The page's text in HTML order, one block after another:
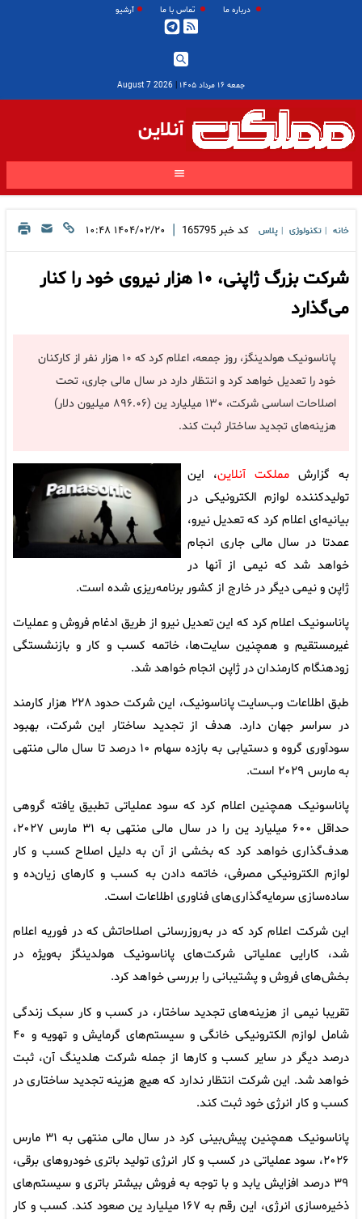
درباره ما تماس با ما آرشیو
جمعه ۱۶ مرداد ۱۴۰۵ |
2026 August 7
آنلاین
خانه تکنولوژی پلاس کد خبر 165795
| ۱۴۰۴/۰۲/۲۰ ۱۰:۴۸
شرکت بزرگ ژاپنی، ۱۰ هزار نیروی خود را کنار
می‌گذارد
پاناسونیک هولدینگز، روز جمعه، اعلام کرد که ۱۰ هزار نفر از کارکنان
خود را تعدیل خواهد کرد و انتظار دارد در سال مالی جاری، تحت
اصلاحات اساسی شرکت، ۱۳۰ میلیارد ین (۸۹۶.۰۶ میلیون دلار)
هزینه‌های تجدید ساختار ثبت کند.
به گزارش مملکت آنلاین، این
تولیدکننده لوازم الکترونیکی در
بیانیه‌ای اعلام کرد که تعدیل نیرو،
عمدتا در سال مالی جاری انجام
خواهد شد که نیمی از آنها در
ژاپن و نیمی دیگر در خارج از کشور برنامه‌ریزی شده است.
پاناسونیک اعلام کرد که این تعدیل نیرو از طریق ادغام فروش و عملیات
غیرمستقیم و همچنین سایت‌ها، خاتمه کسب و کار و بازنشستگی
زودهنگام کارمندان در ژاپن انجام خواهد شد.
طبق اطلاعات وب‌سایت پاناسونیک، این شرکت حدود ۲۲۸ هزار کارمند
در سراسر جهان دارد. هدف از تجدید ساختار این شرکت، بهبود
سودآوری گروه و دستیابی به بازده سهام ۱۰ درصد تا سال مالی منتهی
به مارس ۲۰۲۹ است.
پاناسونیک همچنین اعلام کرد که سود عملیاتی تطبیق یافته گروهی
حداقل ۶۰۰ میلیارد ین را در سال مالی منتهی به ۳۱ مارس ۲۰۲۷،
هدف‌گذاری خواهد کرد که بخشی از آن به دلیل اصلاح کسب‌ و کار
لوازم الکترونیکی مصرفی، خاتمه دادن به کسب‌ و کارهای زیان‌ده و
ساده‌سازی سرمایه‌گذاری‌های فناوری اطلاعات است.
این شرکت اعلام کرد که در به‌روزرسانی اصلاحاتش که در فوریه اعلام
شد، کارایی عملیاتی شرکت‌های پاناسونیک هولدینگز به‌ویژه در
بخش‌های فروش و پشتیبانی را بررسی خواهد کرد.
تقریبا نیمی از هزینه‌های تجدید ساختار، در کسب‌ و کار سبک زندگی
شامل لوازم الکترونیکی خانگی و سیستم‌های گرمایش و تهویه و ۴۰
درصد دیگر در سایر کسب‌ و کارها از جمله شرکت هلدینگ آن، ثبت
خواهد شد. این شرکت انتظار ندارد که هیچ هزینه تجدید ساختاری در
کسب‌ و کار انرژی خود ثبت کند.
پاناسونیک همچنین پیش‌بینی کرد در سال مالی منتهی به ۳۱ مارس
۲۰۲۶، سود عملیاتی در کسب و کار انرژی تولید باتری خودروهای برقی،
۳۹ درصد افزایش یابد و با توجه به فروش بیشتر باتری و سیستم‌های
ذخیره‌سازی انرژی، این رقم به ۱۶۷ میلیارد ین صعود کند. کسب و کار